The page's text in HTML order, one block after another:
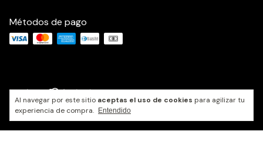
¡Agregado al carrito con éxito!
Al navegar por este sitio aceptas el uso de cookies para agilizar tu
experiencia de compra.
Entendido
Métodos de pago
Copyright Akivoy colombia - 2026. Todos los derechos
reservados.